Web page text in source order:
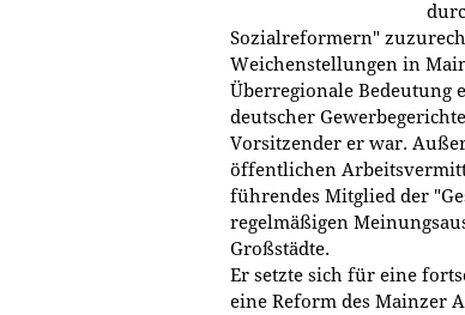
Sozialreformern"
Weichenstellungen in
Überregionale Bedeutung
deutscher
Vorsitzender er war.
öffentlichen
führendes Mitglied der
regelmäßigen
Großstädte.
Er setzte sich für eine
eine Reform des Mainzer